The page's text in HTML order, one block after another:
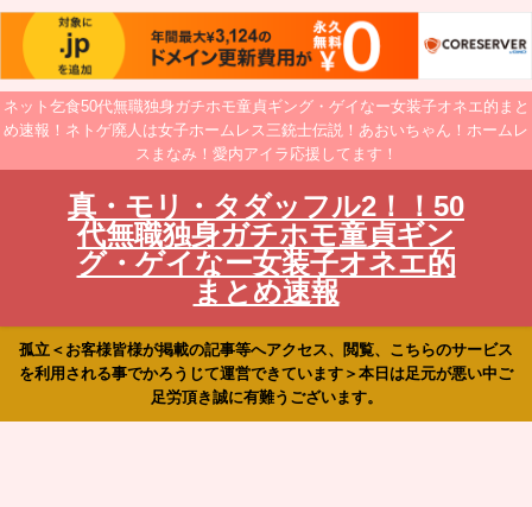
ネット乞食50代無職独身ガチホモ童貞ギング・ゲイなー女装子オネエ的まと
め速報！ネトゲ廃人は女子ホームレス三銃士伝説！あおいちゃん！ホームレ
スまなみ！愛内アイラ応援してます！
真・モリ・タダッフル2！！50
代無職独身ガチホモ童貞ギン
グ・ゲイなー女装子オネエ的
まとめ速報
孤立＜お客様皆様が掲載の記事等へアクセス、閲覧、こちらのサービス
を利用される事でかろうじて運営できています＞本日は足元が悪い中ご
足労頂き誠に有難うございます。